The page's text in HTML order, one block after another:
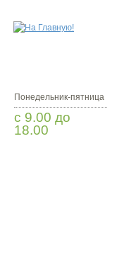
Понедельник-пятница
с 9.00 до
18.00